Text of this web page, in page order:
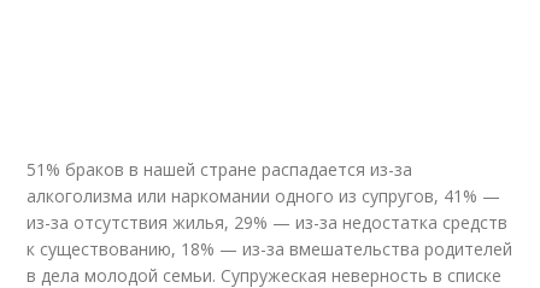
51% браков в нашей стране распадается из-за
алкоголизма или наркомании одного из супругов, 41% —
из-за отсутствия жилья, 29% — из-за недостатка средств
к существованию, 18% — из-за вмешательства родителей
в дела молодой семьи. Супружеская неверность в списке